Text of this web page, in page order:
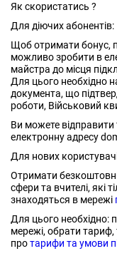
Як скористатись ?
Для діючих абонентів:
Щоб отримати бонус,
можливо зробити в
майстра до місця
Для цього необхідно
документа, що
роботи, Військовий
Ви можете
електронну адресу
Для нових
Отримати
сфери та вчителі, які
знаходяться в мережі
Для цього необхідно:
мережі, обрати
протарифи та умови